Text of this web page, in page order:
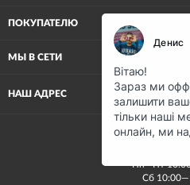
ПОКУПАТЕЛЮ
МЫ В СЕТИ
НАШ АДРЕС
(068) 80-
Пн—Пт
Сб